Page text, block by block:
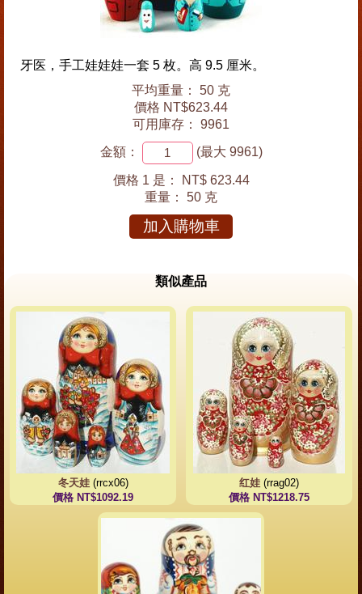
牙医，手工娃娃娃一套 5 枚。高 9.5 厘米。
平均重量： 50 克
價格 NT$623.44
可用庫存： 9961
金額： (最大 9961)
價格 1 是：
NT$ 623.44
重量： 50 克
加入購物車
類似產品
冬天娃(rrcx06)
價格 NT$1092.19
红娃(rrag02)
價格 NT$1218.75